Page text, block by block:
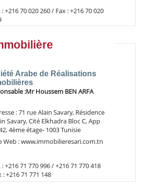
: +216 70 020 260 / Fax : +216 70 020
Arabe de Réalisations
:Mr Houssem BEN ARFA
: 71 rue Alain Savary, Résidence
Savary, Cité Elkhadra Bloc C, App
4ème étage- 1003 Tunisie
Web : www.immobilieresari.com.tn
: +216 71 770 996 / +216 71 770 418
: +216 71 771 148